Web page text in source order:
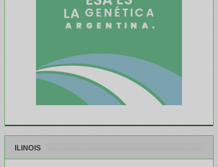
ILINOIS